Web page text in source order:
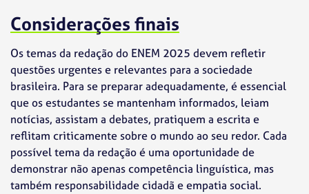
Considerações finais
Os temas da redação do ENEM 2025 devem refletir
questões urgentes e relevantes para a sociedade
brasileira. Para se preparar adequadamente, é essencial
que os estudantes se mantenham informados, leiam
notícias, assistam a debates, pratiquem a escrita e
reflitam criticamente sobre o mundo ao seu redor. Cada
possível tema da redação é uma oportunidade de
demonstrar não apenas competência linguística, mas
também responsabilidade cidadã e empatia social.